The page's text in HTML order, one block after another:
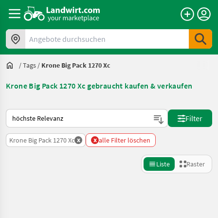
Angebote durchsuchen
/Tags / Krone Big Pack 1270 Xc
Krone Big Pack 1270 Xc gebraucht kaufen & verkaufen
So wird auf Landwirt.com sortiert
Filter
Krone Big Pack 1270 Xc x x alle Filter löschen
Liste Raster